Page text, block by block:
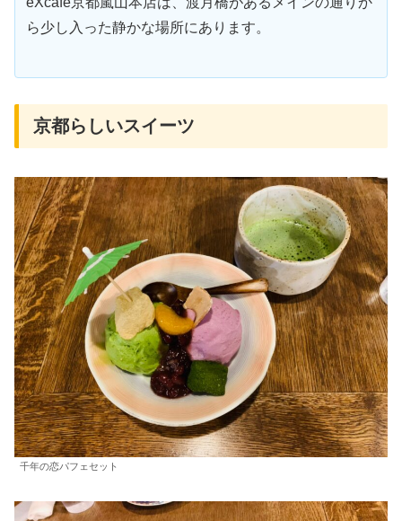
ら少し入った静かな場所にあります。
京都らしいスイーツ
千年の恋パフェセット